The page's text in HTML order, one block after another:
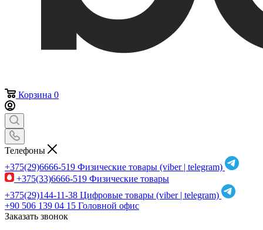
Корзина 0
Телефоны
+375(29)6666-519 Физические товары (viber | telegram)
+375(33)6666-519 Физические товары
+375(29)144-11-38 Цифровые товары (viber | telegram)
+90 506 139 04 15 Головной офис
Заказать звонок